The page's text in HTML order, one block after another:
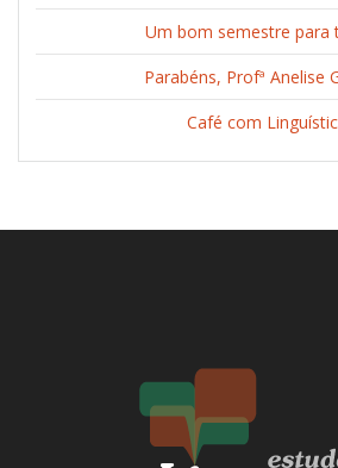
Um bom semestre para
Parabéns, Profª Anelise
Café com